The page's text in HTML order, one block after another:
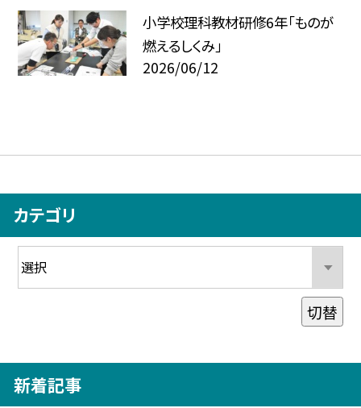
小学校理科教材研修6年「ものが
燃えるしくみ」
2026/06/12
カテゴリ
切替
新着記事